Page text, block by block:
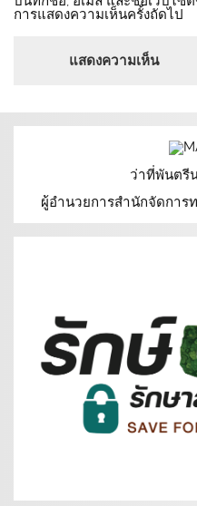
การแสดงความเห็นครั้งถัดไป
ว่าที่พันตรี
ผู้อำนวยการสำนักจัดการ